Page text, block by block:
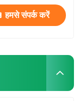
हमसे संपर्क करें